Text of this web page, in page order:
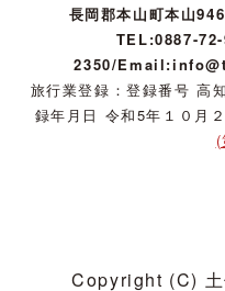
長岡郡本山町本山
TEL:0887-
2350/
旅行業登録：登録番号 高
録年月日 令和5年１０月
Copyright (C)